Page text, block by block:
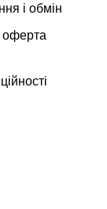
і обмін
оферта